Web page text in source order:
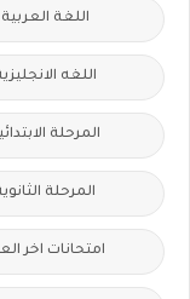
اللغة العربية
اللغه
المرحلة
المرحلة
امتحانات اخر